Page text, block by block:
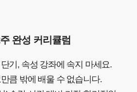
완성 커리큘럼
기, 속성 강좌에 속지 마세요.
큼 밖에 배울 수 없습니다.